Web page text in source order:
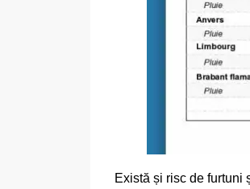
Există și risc de furtuni